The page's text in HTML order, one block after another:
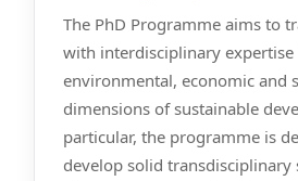
The PhD Programme aims to
with interdisciplinary expertise
environmental, economic and
dimensions of sustainable
particular, the programme is
develop solid transdisciplinary